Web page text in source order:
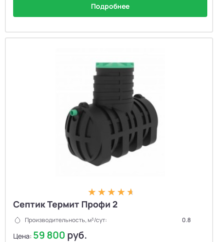
Подробнее
Септик Термит Профи 2
Производительность, м³/сут: 0.8
Цена: 59 800 руб.